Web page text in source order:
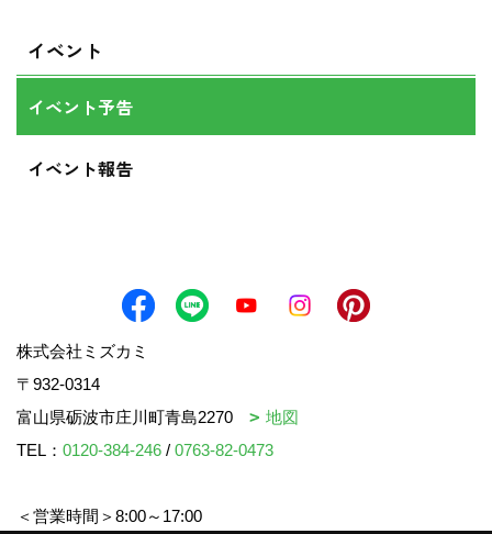
イベント
イベント予告
イベント報告
株式会社ミズカミ
〒932-0314
富山県砺波市庄川町青島2270
地図
TEL： 0120-384-246 / 0763-82-0473
＜営業時間＞8:00～17:00